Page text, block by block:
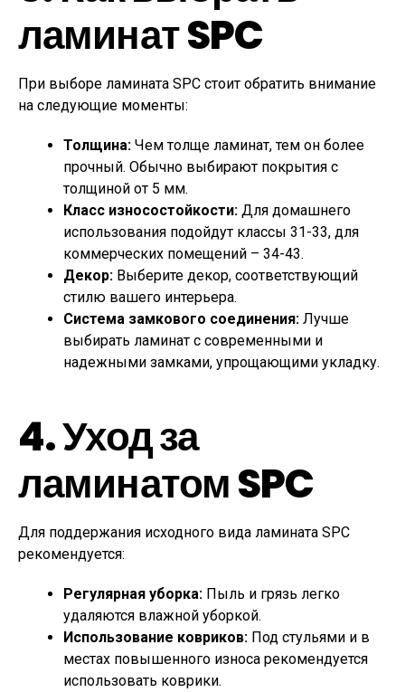
ламинат SPC
При выборе ламината SPC стоит обратить внимание
на следующие моменты:
Толщина: Чем толще ламинат, тем он более
прочный. Обычно выбирают покрытия с
толщиной от 5 мм.
Класс износостойкости: Для домашнего
использования подойдут классы 31-33, для
коммерческих помещений – 34-43.
Декор: Выберите декор, соответствующий
стилю вашего интерьера.
Система замкового соединения: Лучше
выбирать ламинат с современными и
надежными замками, упрощающими укладку.
4. Уход за
ламинатом SPC
Для поддержания исходного вида ламината SPC
рекомендуется:
Регулярная уборка: Пыль и грязь легко
удаляются влажной уборкой.
Использование ковриков: Под стульями и в
местах повышенного износа рекомендуется
использовать коврики.